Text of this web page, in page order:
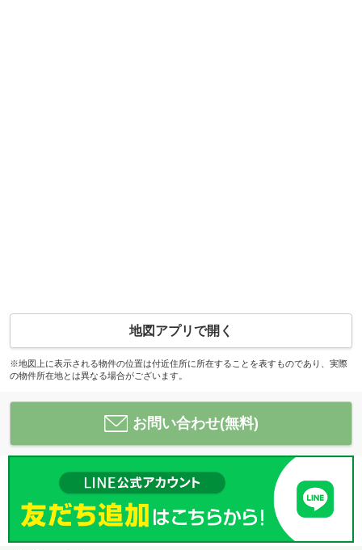
地図アプリで開く
※地図上に表示される物件の位置は付近住所に所在することを表すものであり、実際
の物件所在地とは異なる場合がございます。
お問い合わせ(無料)